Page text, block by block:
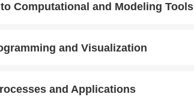
Computational and Modeling Tools
and Visualization
and Applications